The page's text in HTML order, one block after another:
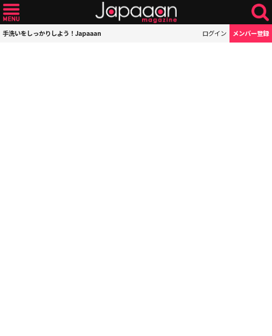
手洗いをしっかりしよう！Japaaan ログイン メンバー登録